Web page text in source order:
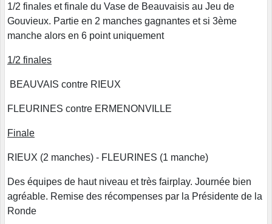
1/2 finales et finale du Vase de Beauvaisis au Jeu de
Gouvieux. Partie en 2 manches gagnantes et si 3ème
manche alors en 6 point uniquement
1/2 finales
BEAUVAIS contre RIEUX
FLEURINES contre ERMENONVILLE
Finale
RIEUX (2 manches) - FLEURINES (1 manche)
Des équipes de haut niveau et très fairplay. Journée bien
agréable. Remise des récompenses par la Présidente de la
Ronde